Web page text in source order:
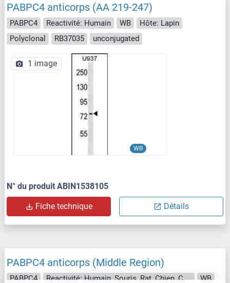
PABPC4 anticorps (AA 219-247)
PABPC4 Reactivité: Humain WB
Hôte: Lapin
Polyclonal
RB37035 unconjugated
WB
1 image
N° du produit ABIN1538105
Fiche technique Détails
PABPC4 anticorps (Middle Region)
PABPC4 Reactivité: Humain, Souris, Rat, Chien, Cobaye, Boeuf (Vache), Cheval, Lapin WB